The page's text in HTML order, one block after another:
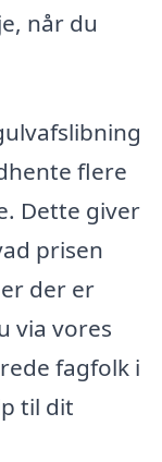
når du
flere
Dette giver
prisen
der er
via vores
fagfolk i
til dit